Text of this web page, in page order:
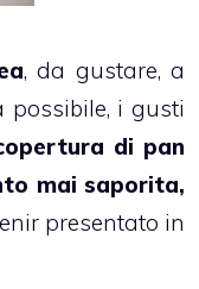
, da gustare, a
possibile, i gusti
di pan
mai saporita,
presentato in